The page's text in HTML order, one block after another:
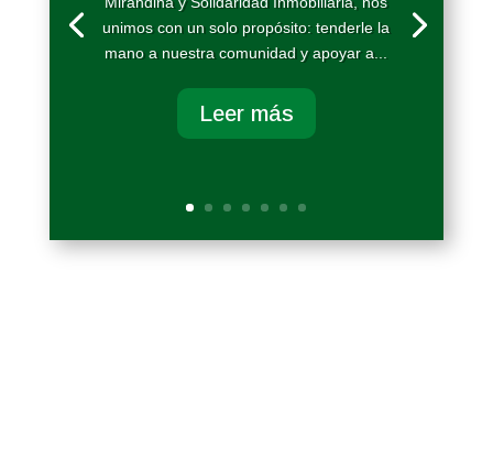
unimos con un solo propósito: tenderle la
mano a nuestra comunidad y apoyar a...
Leer más